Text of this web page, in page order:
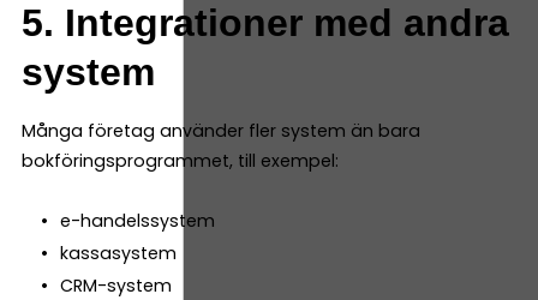
5. Integrationer med andra
system
Många företag använder fler system än bara
bokföringsprogrammet, till exempel:
e-handelssystem
kassasystem
CRM-system